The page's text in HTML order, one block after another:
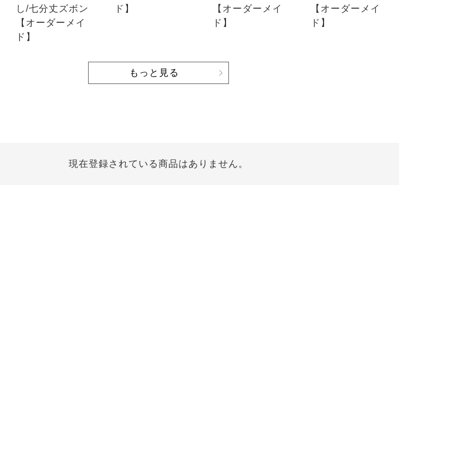
し/七分丈ズボン
【オーダーメイ
ド】
ド】
【オーダーメイ
ド】
【オーダーメイ
ド】
もっと見る
現在登録されている商品はありません。